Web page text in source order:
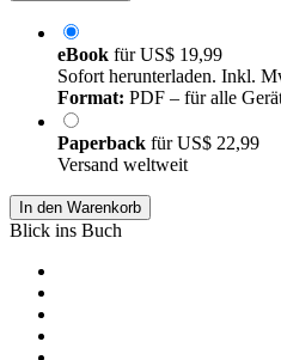
eBook fürUS$ 19,99
Sofort herunterladen. Inkl.
Format: PDF – für alle
Paperback fürUS$ 22,99
Versand weltweit
In den Warenkorb
Blick ins Buch